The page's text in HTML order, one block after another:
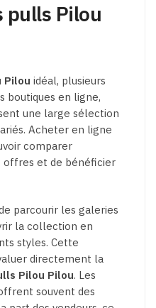
pulls Pilou
Pilou idéal, plusieurs
boutiques en ligne,
une large sélection
Acheter en ligne
comparer
et de bénéficier
parcourir les galeries
la collection en
styles. Cette
directement la
Pilou Pilou. Les
souvent des